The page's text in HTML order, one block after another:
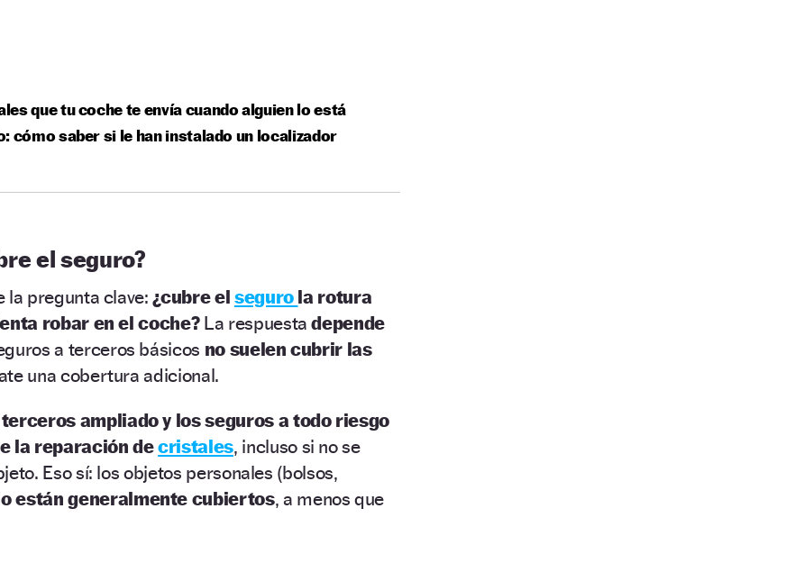
que tu coche te envía cuando alguien lo está
cómo saber si le han instalado un localizador
el seguro?
la pregunta clave:¿cubre el seguro la rotura
robar en el coche?La respuesta depende
a terceros básicos no suelen cubrir las
una cobertura adicional.
ampliado y los seguros a todo riesgo
la reparación decristales, incluso si no se
Eso sí: los objetos personales (bolsos,
están generalmente cubiertos, a menos que